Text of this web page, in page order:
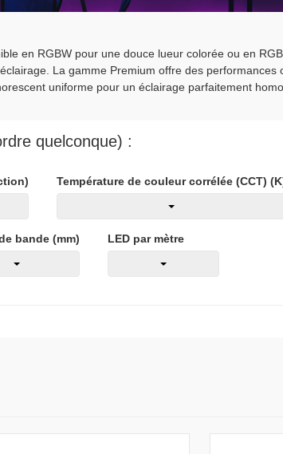
en RGBW pour une douce lueur colorée ou en
La gamme Premium offre des
uniforme pour un éclairage parfaitement
quelconque) :
Température de couleur corrélée (CCT)
bande (mm) LED par mètre